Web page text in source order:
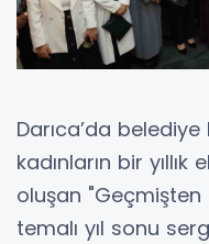
Darıca’da
kadınların bir
oluşan "Geçmişten
temalı yıl sonu